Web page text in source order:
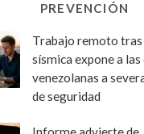
PREVENCIÓN
Trabajo remoto tras
sísmica expone a las
venezolanas a
de seguridad